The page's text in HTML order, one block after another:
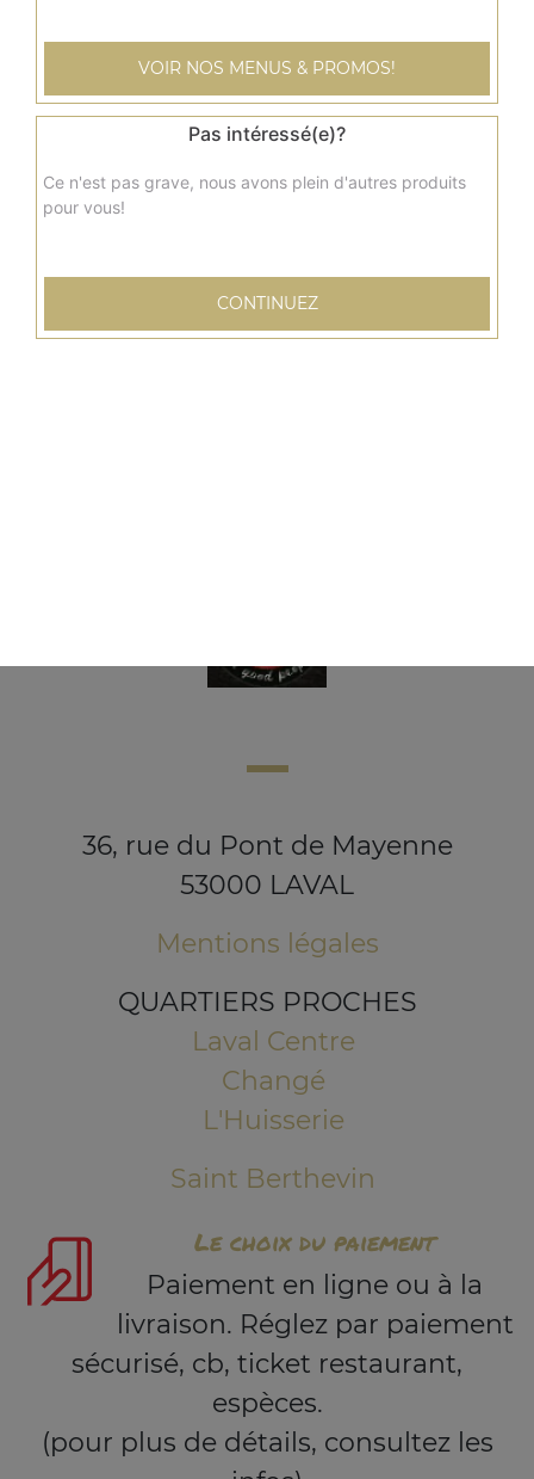
7.50€
Menu tenders x6
8.50 €
Petite barquette de frites
2.00€
36, rue du Pont de Mayenne
53000 LAVAL
Mentions légales
QUARTIERS PROCHES
Laval Centre
Changé
L'Huisserie
Saint Berthevin
Le choix du paiement
Paiement en ligne ou à la
livraison. Réglez par paiement
sécurisé, cb, ticket restaurant,
espèces.
(pour plus de détails, consultez les
VOIR NOS MENUS & PROMOS!
Pas intéressé(e)?
Ce n'est pas grave, nous avons plein d'autres produits
pour vous!
CONTINUEZ